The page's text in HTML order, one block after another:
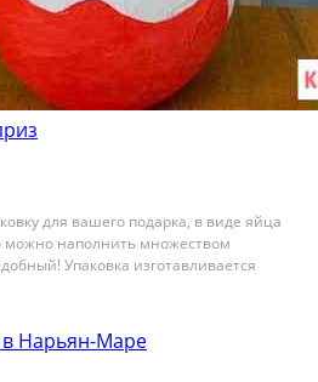
для вашего подарка, в виде яйца
можно наполнить множеством
Упаковка изготавливается
работа! Цена полностью зависит от
Нарьян-Маре